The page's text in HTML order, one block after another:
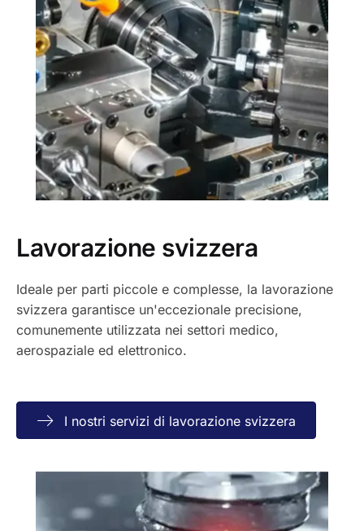
Lavorazione svizzera
Ideale per parti piccole e complesse, la lavorazione
svizzera garantisce un'eccezionale precisione,
comunemente utilizzata nei settori medico,
aerospaziale ed elettronico.
I nostri servizi di lavorazione svizzera